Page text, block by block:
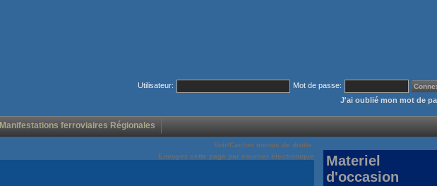
Utilisateur:
Mot de passe:
J'ai oublié mon mot de
Manifestations ferroviaires Régionales
Voir/Cacher menus de droite
Envoyez cette page par courrier électronique
Materiel
d'occasion